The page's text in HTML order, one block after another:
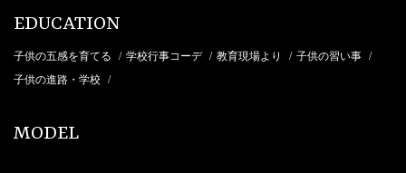
EDUCATION
子供の五感を育てる / 学校行事コーデ / 教育現場より / 子供の習い事 /
子供の進路・学校 /
MODEL